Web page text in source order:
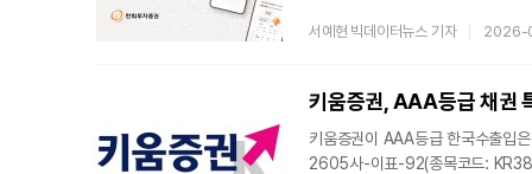
디지털자산 정보까지 아우르는 고
있도록 했다.글로벌 시장 정보와
서예현 빅데이터뉴스 기자 2026-
키움증권, AAA등급 채권
키움증권이 AAA등급 한국수출입
2605사-이표-92(종목코드: